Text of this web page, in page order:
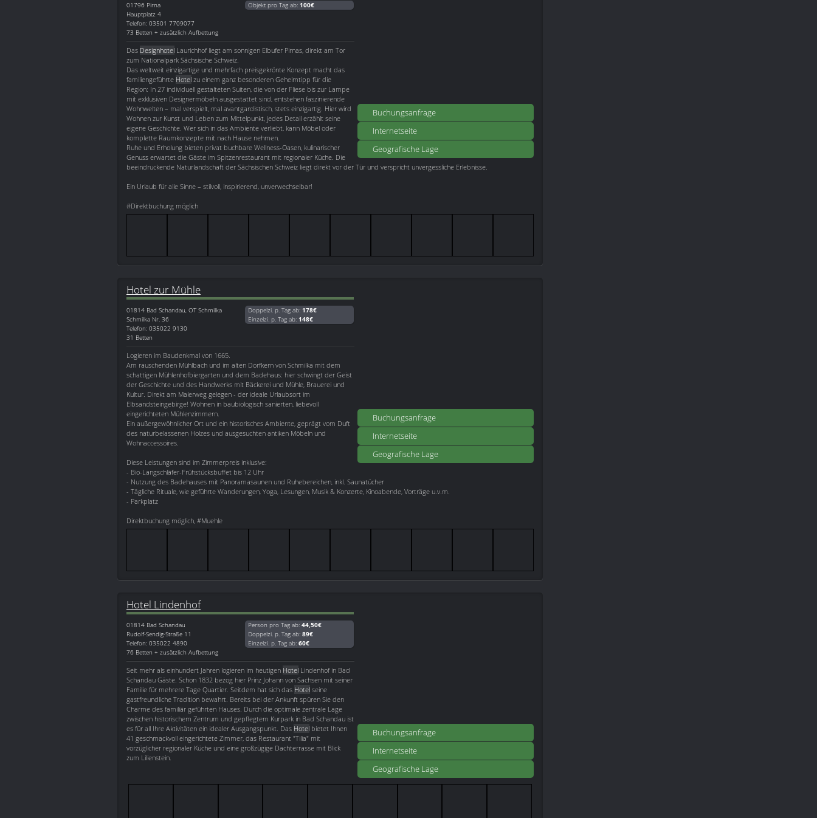
Buchungsanfrage
Internetseite
Geografische Lage
01796 Pirna
Hauptplatz 4
Telefon: 03501 7709077
73 Betten + zusätzlich Aufbettung
Objekt pro Tag ab: 100€
Das Designhotel Laurichhof liegt am sonnigen Elbufer Pirnas, direkt am Tor
zum Nationalpark Sächsische Schweiz.
Das weltweit einzigartige und mehrfach preisgekrönte Konzept macht das
familiengeführte Hotel zu einem ganz besonderen Geheimtipp für die
Region: In 27 individuell gestalteten Suiten, die von der Fliese bis zur Lampe
mit exklusiven Designermöbeln ausgestattet sind, entstehen faszinierende
Wohnwelten – mal verspielt, mal avantgardistisch, stets einzigartig. Hier wird
Wohnen zur Kunst und Leben zum Mittelpunkt, jedes Detail erzählt seine
eigene Geschichte. Wer sich in das Ambiente verliebt, kann Möbel oder
komplette Raumkonzepte mit nach Hause nehmen.
Ruhe und Erholung bieten privat buchbare Wellness-Oasen, kulinarischer
Genuss erwartet die Gäste im Spitzenrestaurant mit regionaler Küche. Die
beeindruckende Naturlandschaft der Sächsischen Schweiz liegt direkt vor der Tür und verspricht unvergessliche Erlebnisse.
Ein Urlaub für alle Sinne – stilvoll, inspirierend, unverwechselbar!
#Direktbuchung möglich
Buchungsanfrage
Internetseite
Geografische Lage
Hotel zur Mühle
01814 Bad Schandau, OT Schmilka
Schmilka Nr. 36
Telefon: 035022 9130
31 Betten
Doppelzi. p. Tag ab: 178€
Einzelzi. p. Tag ab: 148€
Logieren im Baudenkmal von 1665.
Am rauschenden Mühlbach und im alten Dorfkern von Schmilka mit dem
schattigen Mühlenhofbiergarten und dem Badehaus: hier schwingt der Geist
der Geschichte und des Handwerks mit Bäckerei und Mühle, Brauerei und
Kultur. Direkt am Malerweg gelegen - der ideale Urlaubsort im
Elbsandsteingebirge! Wohnen in baubiologisch sanierten, liebevoll
eingerichteten Mühlenzimmern.
Ein außergewöhnlicher Ort und ein historisches Ambiente, geprägt vom Duft
des naturbelassenen Holzes und ausgesuchten antiken Möbeln und
Wohnaccessoires.
Diese Leistungen sind im Zimmerpreis inklusive:
- Bio-Langschläfer-Frühstücksbuffet bis 12 Uhr
- Nutzung des Badehauses mit Panoramasaunen und Ruhebereichen, inkl. Saunatücher
- Tägliche Rituale, wie geführte Wanderungen, Yoga, Lesungen, Musik & Konzerte, Kinoabende, Vorträge u.v.m.
- Parkplatz
Direktbuchung möglich, #Muehle
Buchungsanfrage
Internetseite
Geografische Lage
Hotel Lindenhof
01814 Bad Schandau
Rudolf-Sendig-Straße 11
Telefon: 035022 4890
76 Betten + zusätzlich Aufbettung
Person pro Tag ab: 44,50€
Doppelzi. p. Tag ab: 89€
Einzelzi. p. Tag ab: 60€
Seit mehr als einhundert Jahren logieren im heutigen Hotel Lindenhof in Bad
Schandau Gäste. Schon 1832 bezog hier Prinz Johann von Sachsen mit seiner
Familie für mehrere Tage Quartier. Seitdem hat sich das Hotel seine
gastfreundliche Tradition bewahrt. Bereits bei der Ankunft spüren Sie den
Charme des familiär geführten Hauses. Durch die optimale zentrale Lage
zwischen historischem Zentrum und gepflegtem Kurpark in Bad Schandau ist
es für all Ihre Aktivitäten ein idealer Ausgangspunkt. Das Hotel bietet Ihnen
41 geschmackvoll eingerichtete Zimmer, das Restaurant "Tilia" mit
vorzüglicher regionaler Küche und eine großzügige Dachterrasse mit Blick
zum Lilienstein.